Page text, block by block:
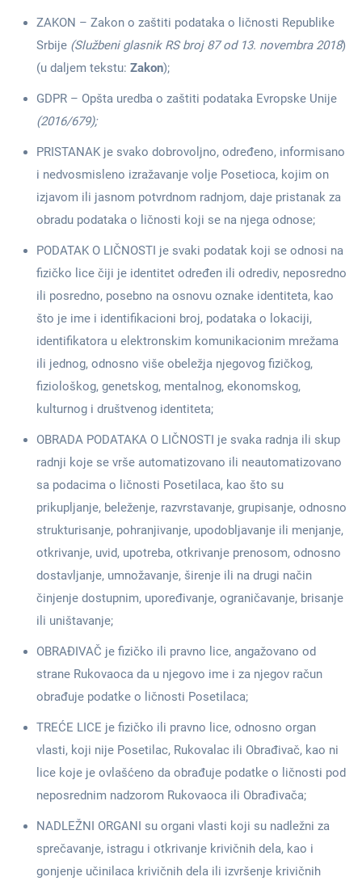
ZAKON – Zakon o zaštiti podataka o ličnosti Republike
Srbije (Službeni glasnik RS broj 87 od 13. novembra 2018)
(u daljem tekstu: Zakon);
GDPR – Opšta uredba o zaštiti podataka Evropske Unije
(2016/679);
PRISTANAK je svako dobrovoljno, određeno, informisano
i nedvosmisleno izražavanje volje Posetioca, kojim on
izjavom ili jasnom potvrdnom radnjom, daje pristanak za
obradu podataka o ličnosti koji se na njega odnose;
PODATAK O LIČNOSTI je svaki podatak koji se odnosi na
fizičko lice čiji je identitet određen ili odrediv, neposredno
ili posredno, posebno na osnovu oznake identiteta, kao
što je ime i identifikacioni broj, podataka o lokaciji,
identifikatora u elektronskim komunikacionim mrežama
ili jednog, odnosno više obeležja njegovog fizičkog,
fiziološkog, genetskog, mentalnog, ekonomskog,
kulturnog i društvenog identiteta;
OBRADA PODATAKA O LIČNOSTI je svaka radnja ili skup
radnji koje se vrše automatizovano ili neautomatizovano
sa podacima o ličnosti Posetilaca, kao što su
prikupljanje, beleženje, razvrstavanje, grupisanje, odnosno
strukturisanje, pohranjivanje, upodobljavanje ili menjanje,
otkrivanje, uvid, upotreba, otkrivanje prenosom, odnosno
dostavljanje, umnožavanje, širenje ili na drugi način
činjenje dostupnim, upoređivanje, ograničavanje, brisanje
ili uništavanje;
OBRAĐIVAČ je fizičko ili pravno lice, angažovano od
strane Rukovaoca da u njegovo ime i za njegov račun
obrađuje podatke o ličnosti Posetilaca;
TREĆE LICE je fizičko ili pravno lice, odnosno organ
vlasti, koji nije Posetilac, Rukovalac ili Obrađivač, kao ni
lice koje je ovlašćeno da obrađuje podatke o ličnosti pod
neposrednim nadzorom Rukovaoca ili Obrađivača;
NADLEŽNI ORGANI su organi vlasti koji su nadležni za
sprečavanje, istragu i otkrivanje krivičnih dela, kao i
gonjenje učinilaca krivičnih dela ili izvršenje krivičnih